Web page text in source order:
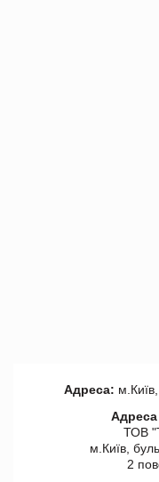
Адреса:
Адреса
ТОВ
м.Київ,
2